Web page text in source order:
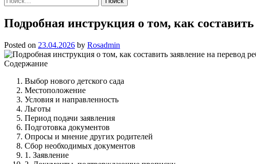
Подробная инструкция о том, как
Posted on 23.04.2026 by Rosadmin
Содержание
Выбор нового детского сада
Местоположение
Условия и направленность
Льготы
Период подачи заявления
Подготовка документов
Опросы и мнение других родителей
Сбор необходимых документов
1. Заявление